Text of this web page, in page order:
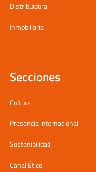
Distribuidora
Inmobiliaria
Secciones
Cultura
Presencia internacional
Sostenibilidad
Canal Ético